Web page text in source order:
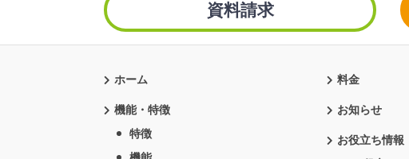
資料請求
ホーム
機能・特徴
特徴
料金
お知らせ
お役立ち情報